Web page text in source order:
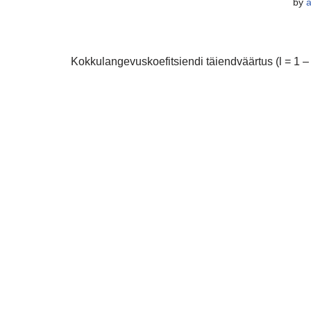
Kokkulangevuskoefitsiendi täiendväärtus (l = 1 –